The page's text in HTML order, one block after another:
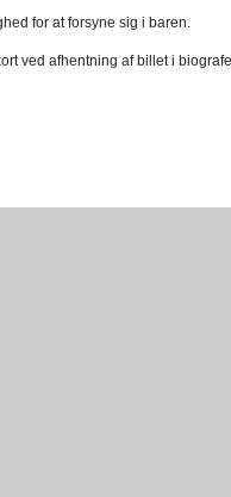
for at forsyne sig i baren.
ved afhentning af billet i